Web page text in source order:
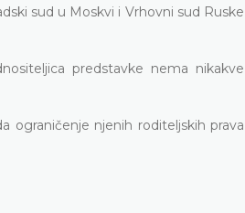
sud u Moskvi i Vrhovni sud Ruske
predstavke nema nikakve
ograničenje njenih roditeljskih prava